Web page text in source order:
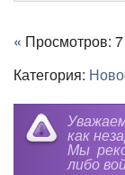
« Просмотров:
Категория:
как
Мы
либо